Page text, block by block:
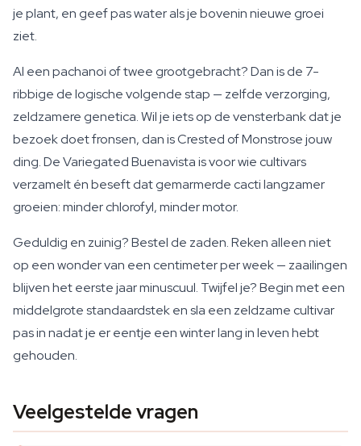
je plant, en geef pas water als je bovenin nieuwe groei
ziet.
Al een pachanoi of twee grootgebracht? Dan is de 7-
ribbige de logische volgende stap — zelfde verzorging,
zeldzamere genetica. Wil je iets op de vensterbank dat je
bezoek doet fronsen, dan is Crested of Monstrose jouw
ding. De Variegated Buenavista is voor wie cultivars
verzamelt én beseft dat gemarmerde cacti langzamer
groeien: minder chlorofyl, minder motor.
Geduldig en zuinig? Bestel de zaden. Reken alleen niet
op een wonder van een centimeter per week — zaailingen
blijven het eerste jaar minuscuul. Twijfel je? Begin met een
middelgrote standaardstek en sla een zeldzame cultivar
pas in nadat je er eentje een winter lang in leven hebt
gehouden.
Veelgestelde vragen